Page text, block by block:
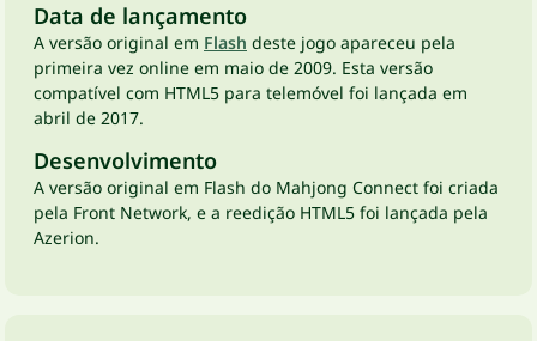
Data de lançamento
A versão original em Flash deste jogo apareceu pela
primeira vez online em maio de 2009. Esta versão
compatível com HTML5 para telemóvel foi lançada em
abril de 2017.
Desenvolvimento
A versão original em Flash do Mahjong Connect foi criada
pela Front Network, e a reedição HTML5 foi lançada pela
Azerion.